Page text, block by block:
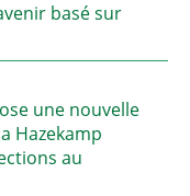
basé sur
une nouvelle
Hazekamp
au